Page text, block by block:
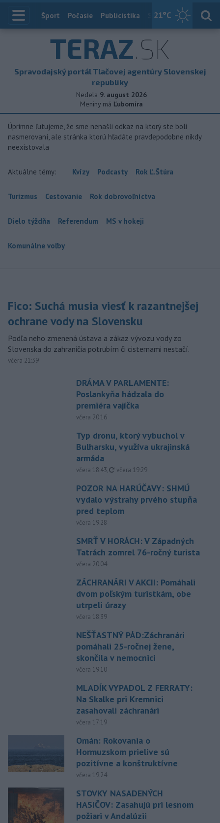
21°C
Index
Šport Počasie Publicistika Slovensko
TERAZ.SK
Spravodajský portál Tlačovej agentúry Slovenskej
republiky
Nedela 9. august 2026
Meniny má Ľubomíra
Úprimne ľutujeme, že sme nenašli odkaz na ktorý ste boli
nasmerovaní, ale stránka ktorú hľadáte pravdepodobne nikdy
neexistovala
Aktuálne témy: Kvízy Podcasty Rok Ľ.Štúra
Turizmus Cestovanie Rok dobrovoľníctva
Dielo týždňa Referendum MS v hokeji
Komunálne voľby
Fico: Suchá musia viesť k razantnejšej
ochrane vody na Slovensku
Podľa neho zmenená ústava a zákaz vývozu vody zo
Slovenska do zahraničia potrubím či cisternami nestačí.
včera 21:39
DRÁMA V PARLAMENTE:
Poslankyňa hádzala do
premiéra vajíčka
včera 20:16
Typ dronu, ktorý vybuchol v
Bulharsku, využíva ukrajinská
armáda
včera 18:43, aktualizované
včera 19:29
POZOR NA HARÚČAVY: SHMÚ
vydalo výstrahy prvého stupňa
pred teplom
včera 19:28
SMRŤ V HORÁCH: V Západných
Tatrách zomrel 76-ročný turista
včera 20:04
ZÁCHRANÁRI V AKCII: Pomáhali
dvom poľským turistkám, obe
utrpeli úrazy
včera 18:39
NEŠŤASTNÝ PÁD:Záchranári
pomáhali 25-ročnej žene,
skončila v nemocnici
včera 19:10
MLADÍK VYPADOL Z FERRATY:
Na Skalke pri Kremnici
zasahovali záchranári
včera 17:19
Omán: Rokovania o
Hormuzskom prielive sú
pozitívne a konštruktívne
včera 19:24
STOVKY NASADENÝCH
HASIČOV: Zasahujú pri lesnom
požiari v Andalúzii